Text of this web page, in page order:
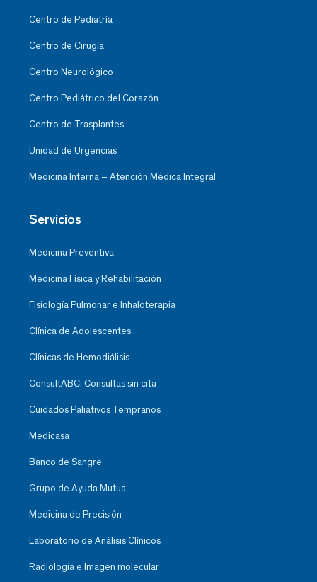
Centro de Pediatría
Centro de Cirugía
Centro Neurológico
Centro Pediátrico del Corazón
Centro de Trasplantes
Unidad de Urgencias
Medicina Interna – Atención Médica Integral
Servicios
Medicina Preventiva
Medicina Física y Rehabilitación
Fisiología Pulmonar e Inhaloterapia
Clínica de Adolescentes
Clínicas de Hemodiálisis
ConsultABC: Consultas sin cita
Cuidados Paliativos Tempranos
Medicasa
Banco de Sangre
Grupo de Ayuda Mutua
Medicina de Precisión
Laboratorio de Análisis Clínicos
Radiología e Imagen molecular